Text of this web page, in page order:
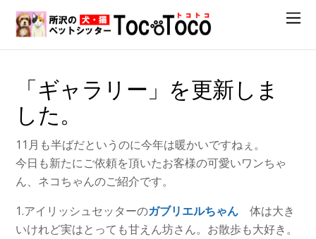
「ギャラリー」を更新しま
した。
11月も半ばだというのに今年は暖かいですねぇ。
今日も新たにご依頼を頂いたお客様の可愛いワンちゃ
ん、ネコちゃんのご紹介です。
1.アイリッシュセッターのガブリエルちゃん 体は大き
いけれど実はとっても甘えん坊さん。お散歩も大好き。